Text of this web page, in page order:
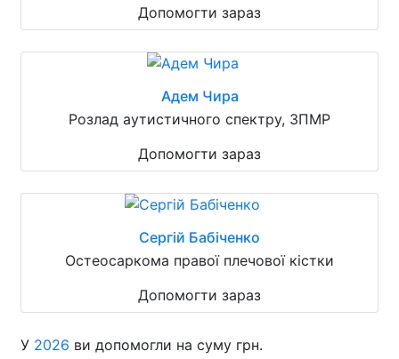
Допомогти зараз
Адем Чира
Розлад аутистичного спектру, ЗПМР
Допомогти зараз
Сергій Бабіченко
Остеосаркома правої плечової кістки
Допомогти зараз
У 2026 ви допомогли на суму грн.